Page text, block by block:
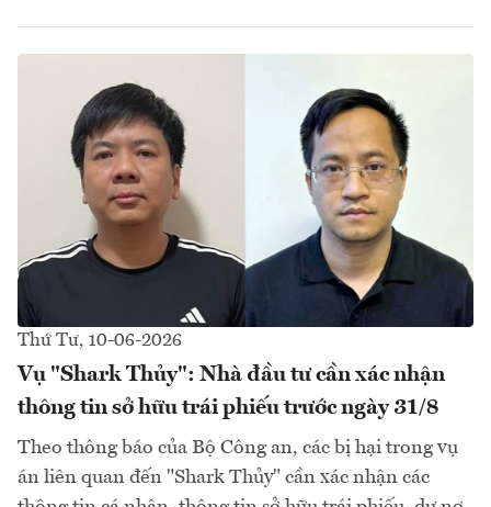
Thứ Tư, 10-06-2026
Vụ "Shark Thủy": Nhà đầu tư cần xác nhận
thông tin sở hữu trái phiếu trước ngày 31/8
Theo thông báo của Bộ Công an, các bị hại trong vụ
án liên quan đến "Shark Thủy" cần xác nhận các